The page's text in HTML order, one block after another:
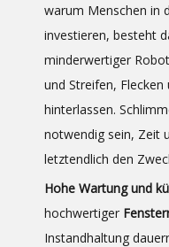
warum Menschen in
investieren, besteht
minderwertiger
und Streifen,
hinterlassen.
notwendig sein, Zeit
letztendlich den
Hohe Wartung und
hochwertiger
Instandhaltung